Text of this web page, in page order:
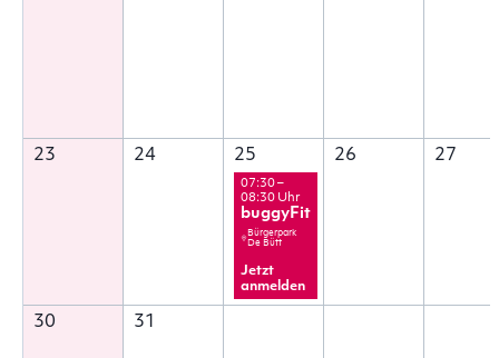
23 24 25
07:30 –
08:30 Uhr
buggyFit
Bürgerpark
De Bütt
Jetzt
anmelden
26 27
30 31